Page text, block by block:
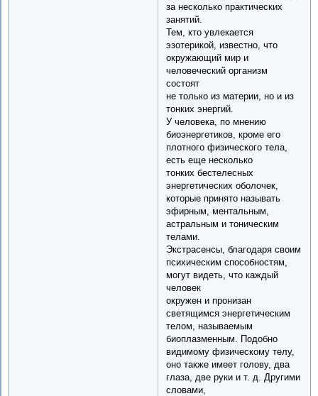
за несколько практических
занятий.
Тем, кто увлекается
эзотерикой, известно, что
окружающий мир и
человеческий организм
состоят
не только из материи, но и из
тонких энергий.
У человека, по мнению
биоэнергетиков, кроме его
плотного физического тела,
есть еще несколько
тонких бестелесных
энергетических оболочек,
которые принято называть
эфирным, ментальным,
астральным и тоническим
телами.
Экстрасенсы, благодаря своим
психическим способностям,
могут видеть, что каждый
человек
окружен и пронизан
светящимся энергетическим
телом, называемым
биоплазменным. Подобно
видимому физическому телу,
оно также имеет голову, два
глаза, две руки и т. д. Другими
словами,